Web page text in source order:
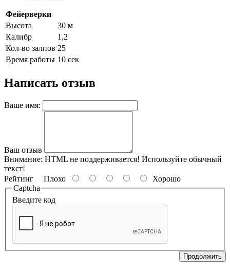
Фейерверки
Высота
30 м
Калибр
1,2
Кол-во залпов 25
Время работы 10 сек
Написать отзыв
Ваше имя:
Ваш отзыв
Внимание: HTML не поддерживается! Используйте обычный
текст!
Рейтинг Плохо
Хорошо
Captcha
Введите код
Продолжить